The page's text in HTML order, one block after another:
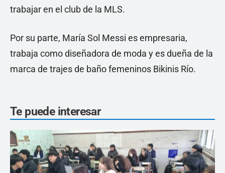
trabajar en el club de la MLS.
Por su parte, María Sol Messi es empresaria,
trabaja como diseñadora de moda y es dueña de la
marca de trajes de baño femeninos Bikinis Río.
Te puede interesar